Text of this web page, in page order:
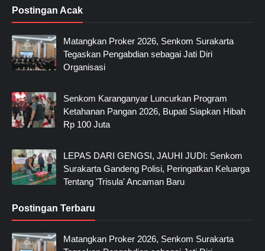
Postingan Acak
Matangkan Proker 2026, Senkom Surakarta
Tegaskan Pengabdian sebagai Jati Diri
Organisasi
Senkom Karanganyar Luncurkan Program
Ketahanan Pangan 2026, Bupati Siapkan Hibah
Rp 100 Juta
LEPAS DARI GENGSI, JAUHI JUDI: Senkom
Surakarta Gandeng Polisi, Peringatkan Keluarga
Tentang 'Trisula' Ancaman Baru
Postingan Terbaru
Matangkan Proker 2026, Senkom Surakarta